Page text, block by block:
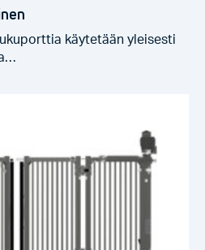
käytetään yleisesti